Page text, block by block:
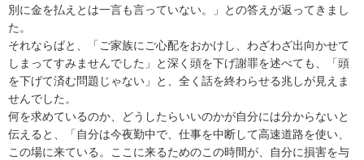
別に金を払えとは一言も言っていない。」との答えが返ってきまし
た。
それならばと、「ご家族にご心配をおかけし、わざわざ出向かせて
しまってすみませんでした」と深く頭を下げ謝罪を述べても、「頭
を下げて済む問題じゃない」と、全く話を終わらせる兆しが見えま
せんでした。
何を求めているのか、どうしたらいいのかが自分には分からないと
伝えると、「自分は今夜勤中で、仕事を中断して高速道路を使い、
この場に来ている。ここに来るためのこの時間が、自分に損害を与